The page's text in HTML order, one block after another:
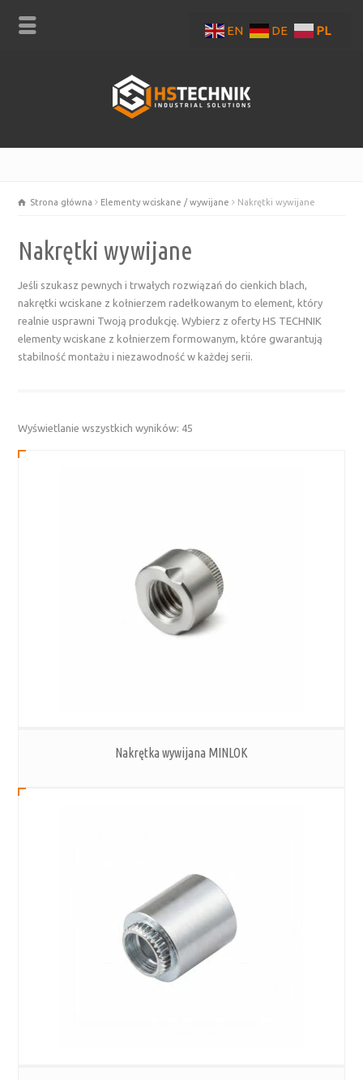
Strona główna Elementy wciskane / wywijane Nakrętki wywijane
Nakrętki wywijane
Jeśli szukasz pewnych i trwałych rozwiązań do cienkich blach,
nakrętki wciskane z kołnierzem radełkowanym to element, który
realnie usprawni Twoją produkcję. Wybierz z oferty HS TECHNIK
elementy wciskane z kołnierzem formowanym, które gwarantują
stabilność montażu i niezawodność w każdej serii.
Wyświetlanie wszystkich wyników: 45
Nakrętka wywijana MINLOK
EN DE PL